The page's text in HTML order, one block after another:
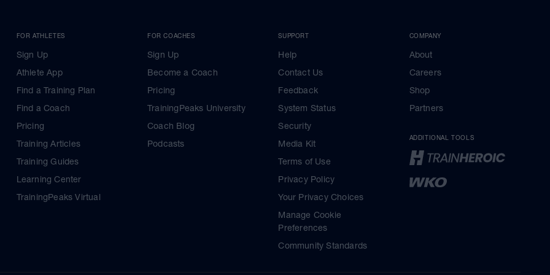
FOR ATHLETES
Sign Up
Athlete App
Find a Training Plan
Find a Coach
Pricing
Training Articles
Training Guides
Learning Center
TrainingPeaks Virtual
FOR COACHES
Sign Up
Become a Coach
Pricing
TrainingPeaks University
Coach Blog
Podcasts
SUPPORT
Help
Contact Us
Feedback
System Status
Security
Media Kit
Terms of Use
Privacy Policy
Your Privacy Choices
Manage Cookie
Preferences
Community Standards
COMPANY
About
Careers
Shop
Partners
ADDITIONAL TOOLS